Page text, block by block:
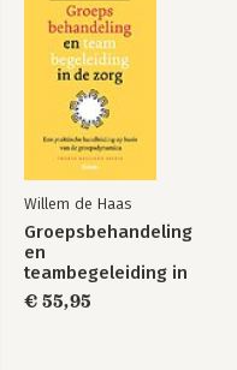
Willem de Haas
Groepsbehandeling
en
teambegeleiding in
de zorg
€ 55,95